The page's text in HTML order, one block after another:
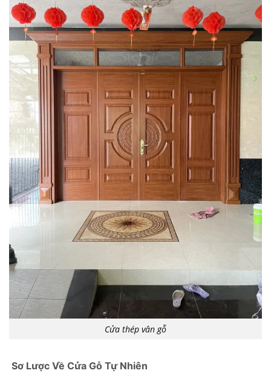
Cửa thép vân gỗ
Sơ Lược Về Cửa Gỗ Tự Nhiên